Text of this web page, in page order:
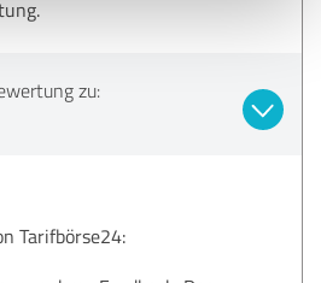
zu:
Tarifbörse24: